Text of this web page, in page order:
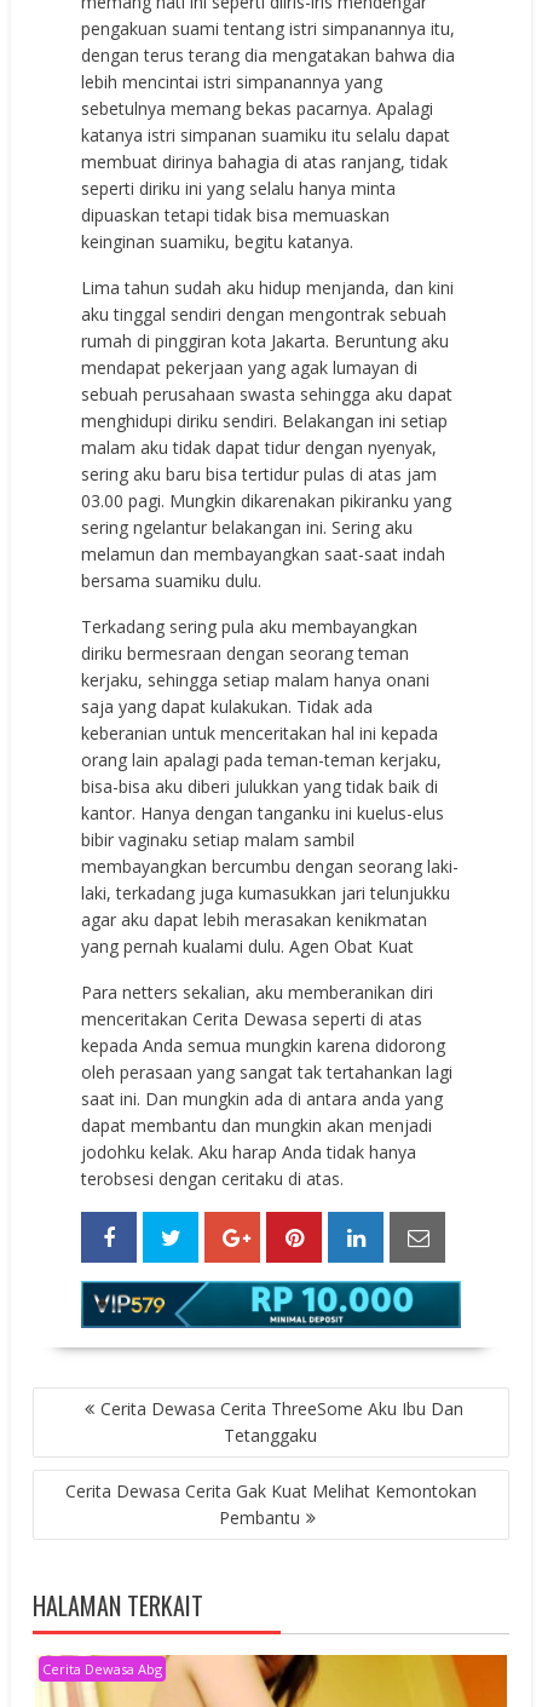
pengakuan suami tentang istri simpanannya itu,
dengan terus terang dia mengatakan bahwa dia
lebih mencintai istri simpanannya yang
sebetulnya memang bekas pacarnya. Apalagi
katanya istri simpanan suamiku itu selalu dapat
membuat dirinya bahagia di atas ranjang, tidak
seperti diriku ini yang selalu hanya minta
dipuaskan tetapi tidak bisa memuaskan
keinginan suamiku, begitu katanya.
Lima tahun sudah aku hidup menjanda, dan kini
aku tinggal sendiri dengan mengontrak sebuah
rumah di pinggiran kota Jakarta. Beruntung aku
mendapat pekerjaan yang agak lumayan di
sebuah perusahaan swasta sehingga aku dapat
menghidupi diriku sendiri. Belakangan ini setiap
malam aku tidak dapat tidur dengan nyenyak,
sering aku baru bisa tertidur pulas di atas jam
03.00 pagi. Mungkin dikarenakan pikiranku yang
sering ngelantur belakangan ini. Sering aku
melamun dan membayangkan saat-saat indah
bersama suamiku dulu.
Terkadang sering pula aku membayangkan
diriku bermesraan dengan seorang teman
kerjaku, sehingga setiap malam hanya onani
saja yang dapat kulakukan. Tidak ada
keberanian untuk menceritakan hal ini kepada
orang lain apalagi pada teman-teman kerjaku,
bisa-bisa aku diberi julukkan yang tidak baik di
kantor. Hanya dengan tanganku ini kuelus-elus
bibir vaginaku setiap malam sambil
membayangkan bercumbu dengan seorang laki-
laki, terkadang juga kumasukkan jari telunjukku
agar aku dapat lebih merasakan kenikmatan
yang pernah kualami dulu.Agen Obat Kuat
Para netters sekalian, aku memberanikan diri
menceritakan Cerita Dewasa seperti di atas
kepada Anda semua mungkin karena didorong
oleh perasaan yang sangat tak tertahankan lagi
saat ini. Dan mungkin ada di antara anda yang
dapat membantu dan mungkin akan menjadi
jodohku kelak. Aku harap Anda tidak hanya
terobsesi dengan ceritaku di atas.
POST
NAVIGATIONCerita Dewasa Cerita ThreeSome Aku Ibu Dan
Tetanggaku
Cerita Dewasa Cerita Gak Kuat Melihat Kemontokan
Pembantu
HALAMAN TERKAIT
Cerita Dewasa Abg